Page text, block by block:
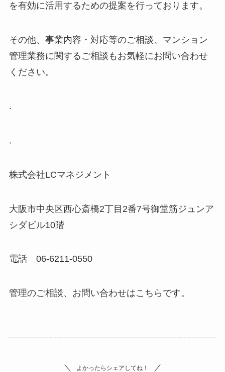
を有効に活用するための提案を行っております。
その他、事業内容・対応等のご相談、マンション
管理業務に関するご相談もお気軽にお問い合わせ
ください。
.
.
株式会社LCマネジメント
大阪市中央区西心斎橋2丁目2番7号御堂筋ジュンア
シダビル10階
電話 06-6211-0550
管理のご相談、お問い合わせはこちらです。
よかったらシェアしてね！